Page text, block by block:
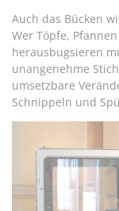
Auch das Bücken
Wer Töpfe,
herausbugsieren
unangenehme
umsetzbare
Schnippeln und